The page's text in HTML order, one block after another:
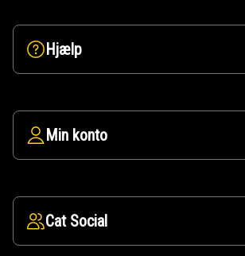
Hjælp
Min konto
Cat Social